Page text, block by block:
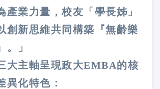
產業力量，校友「學長姊」
創新思維共同構築『無齡樂
。」
大主軸呈現政大EMBA的核
異化特色：